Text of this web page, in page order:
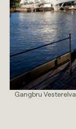
Gangbru Vesterelva